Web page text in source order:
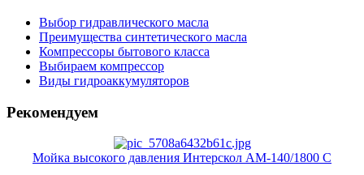
Выбор гидравлического масла
Преимущества синтетического масла
Компрессоры бытового класса
Выбираем компрессор
Виды гидроаккумуляторов
Рекомендуем
Мойка высокого давления Интерскол АМ-140/1800 С